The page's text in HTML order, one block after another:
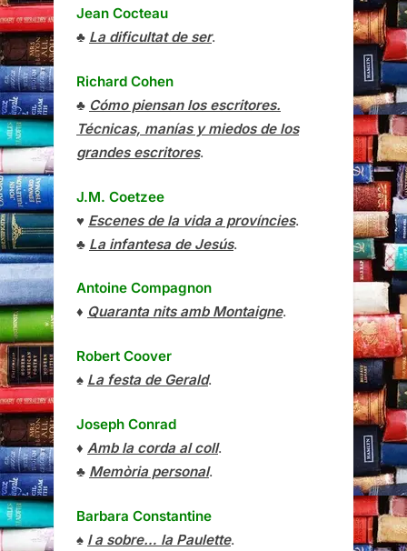
Jean Cocteau
♣ La dificultat de ser.
Richard Cohen
♣ Cómo piensan los escritores.
Técnicas, manías y miedos de los
grandes escritores.
J.M. Coetzee
♥ Escenes de la vida a províncies.
♣ La infantesa de Jesús.
Antoine Compagnon
♦ Quaranta nits amb Montaigne.
Robert Coover
♠ La festa de Gerald.
Joseph Conrad
♦ Amb la corda al coll.
♣ Memòria personal.
Barbara Constantine
♠ I a sobre… la Paulette.